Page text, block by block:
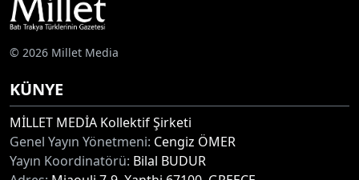
© 2026 Millet Media
KÜNYE
MİLLET MEDİA Kollektif Şirketi
Genel Yayın Yönetmeni: Cengiz ÖMER
Yayın Koordinatörü: Bilal BUDUR